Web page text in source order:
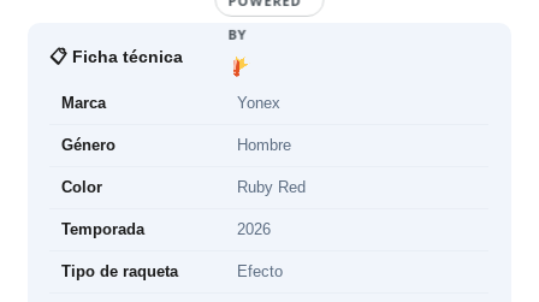
📋 Ficha técnica
Marca Yonex
Género Hombre
Color Ruby Red
Temporada 2026
Tipo de raqueta Efecto
BY